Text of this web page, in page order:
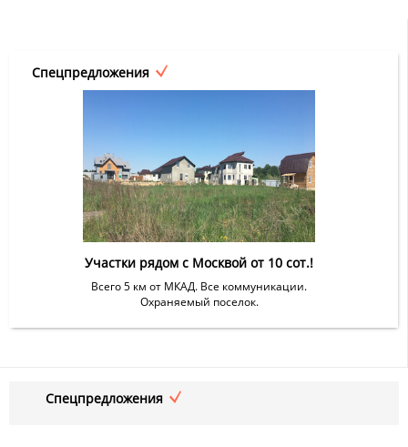
Спецпредложения
Участки рядом с Москвой от 10 сот.!
Всего 5 км от МКАД. Все коммуникации.
Охраняемый поселок.
Спецпредложения